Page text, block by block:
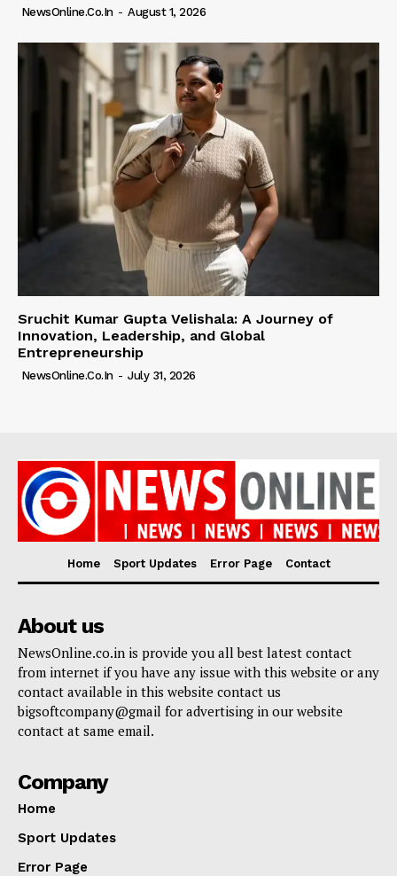
NewsOnline.co.in - August 1, 2026
Sruchit Kumar Gupta Velishala: A Journey of
Innovation, Leadership, and Global
Entrepreneurship
NewsOnline.co.in - July 31, 2026
Home Sport Updates Error Page Contact
About us
NewsOnline.co.in is provide you all best latest contact
from internet if you have any issue with this website or any
contact available in this website contact us
bigsoftcompany@gmail for advertising in our website
contact at same email.
Company
Home
Sport Updates
Error Page